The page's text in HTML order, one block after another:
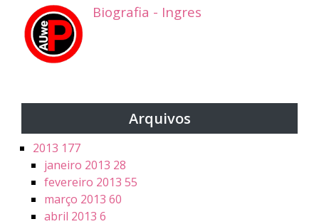
Biografia - Ingres
Arquivos
2013 177
janeiro 2013 28
fevereiro 2013 55
março 2013 60
abril 2013 6